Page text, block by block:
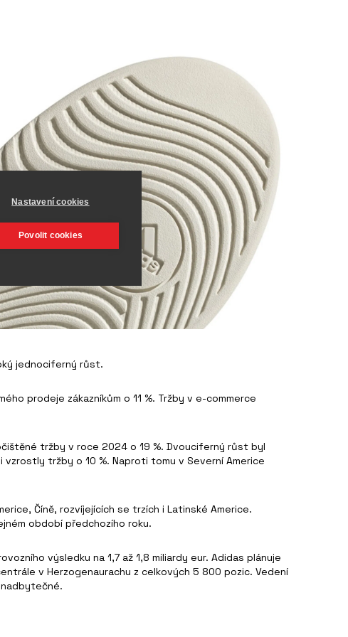
jednociferný růst.
prodeje zákazníkům o 11 %. Tržby v e-commerce
tržby v roce 2024 o 19 %. Dvouciferný růst byl
vzrostly tržby o 10 %. Naproti tomu v Severní Americe
Číně, rozvíjejících se trzích i Latinské Americe.
období předchozího roku.
výsledku na 1,7 až 1,8 miliardy eur. Adidas plánuje
v Herzogenaurachu z celkových 5 800 pozic. Vedení
Nastavení cookies
Povolit cookies